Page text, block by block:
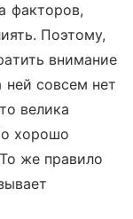
факторов,
Поэтому,
внимание
совсем нет
велика
хорошо
же правило